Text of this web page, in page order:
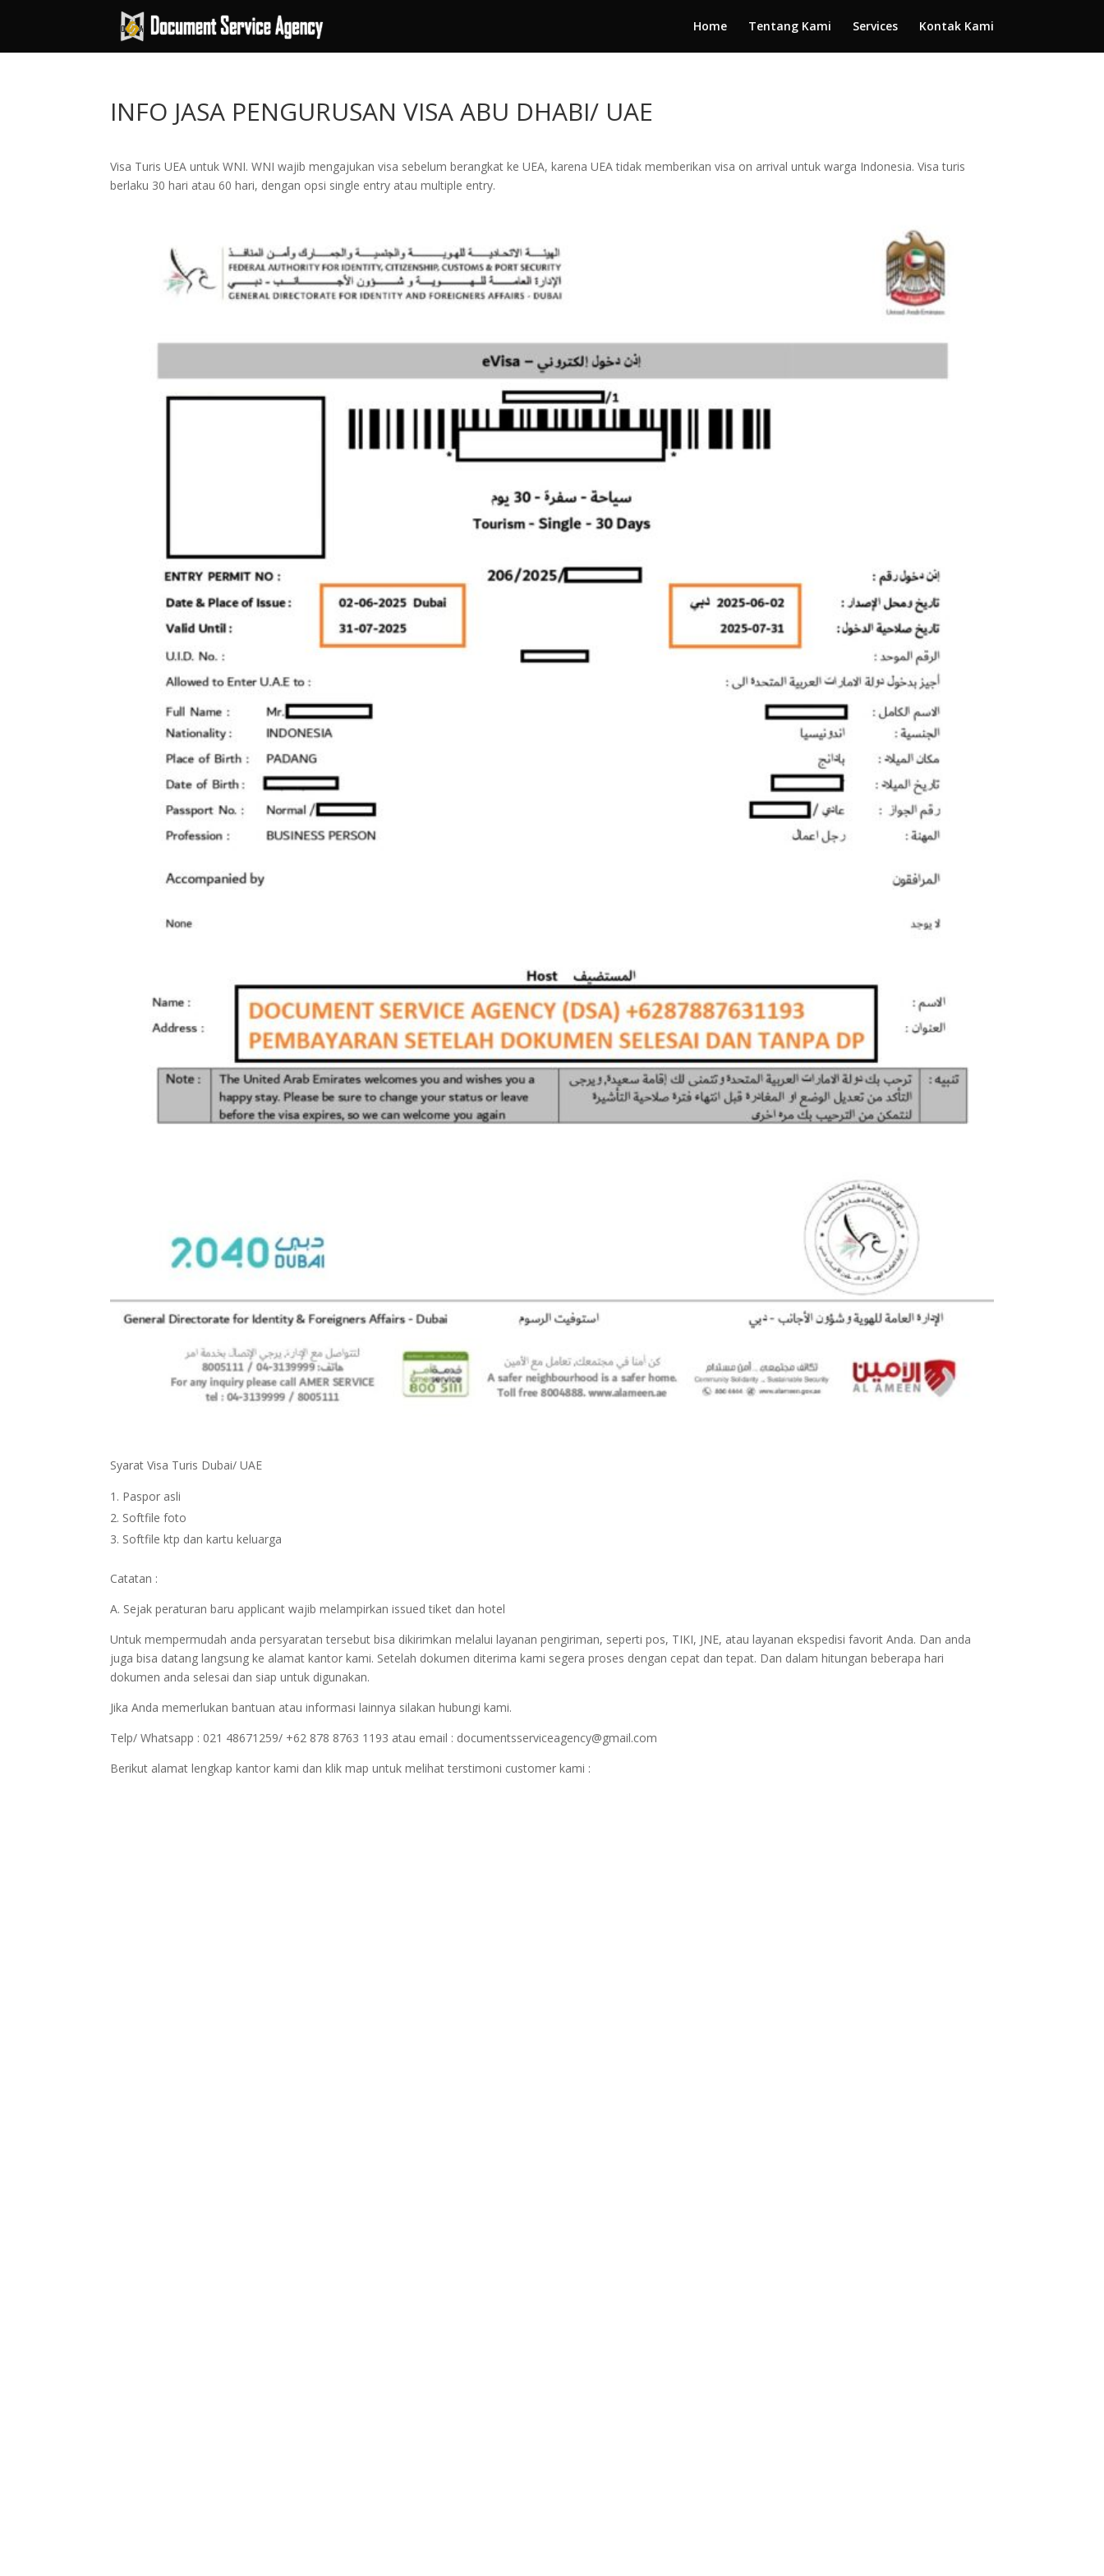
Home Tentang Kami Services Kontak Kami
INFO JASA PENGURUSAN VISA ABU DHABI/ UAE
Visa Turis UEA untuk WNI. WNI wajib mengajukan visa sebelum berangkat ke UEA, karena UEA tidak memberikan visa on arrival untuk warga Indonesia. Visa turis
berlaku 30 hari atau 60 hari, dengan opsi single entry atau multiple entry.
Syarat Visa Turis Dubai/ UAE
Paspor asli
Softfile foto
Softfile ktp dan kartu keluarga
Catatan :
A. Sejak peraturan baru applicant wajib melampirkan issued tiket dan hotel
Untuk mempermudah anda persyaratan tersebut bisa dikirimkan melalui layanan pengiriman, seperti pos, TIKI, JNE, atau layanan ekspedisi favorit Anda. Dan anda
juga bisa datang langsung ke alamat kantor kami. Setelah dokumen diterima kami segera proses dengan cepat dan tepat. Dan dalam hitungan beberapa hari
dokumen anda selesai dan siap untuk digunakan.
Jika Anda memerlukan bantuan atau informasi lainnya silakan hubungi kami.
Telp/ Whatsapp : 021 48671259/ +62 878 8763 1193 atau email : documentsserviceagency@gmail.com
Berikut alamat lengkap kantor kami dan klik map untuk melihat terstimoni customer kami :